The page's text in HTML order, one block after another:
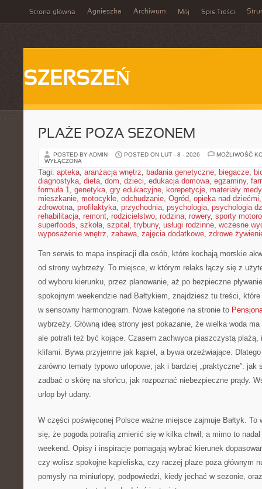
Strona główna Agnieszka Archiwum Mój Spis Treści
SZERSZEŃ
PLAŻE POZA SEZONEM
POSTED BY ADMIN POSTED ON LUT - 8 - 2026
MOŻLIWOŚĆ
WYŁĄCZONA
Tagi: apteka, aranżacja wnętrz, badania genetyczne, biegacze,
diagnostyka, dieta, dom, dzieci, edukacja domowa, egzaminy,
formuła 1, genetyka, gry edukacyjne, korepetycje, materiały
mieszkanie, motocykle, odchudzanie, Ogród, opieka nad dziećmi
zdrowotna, profilaktyka, przychodnia, psychologia, psychologia
rehabilitacja, remont, rodzicielstwo, rodzina, rowery, sporty
superfoods, szkoła, szpital , trybuny, usługi rodzinne, wczesne
wyposażenie wnętrz, zabawa, zajęcia dodatkowe, zdrowe
Ten serwis to mapa inspiracji dla osób, które kochają morskie
od strony wybrzeży. To miejsce, w którym relaks łączy się z
od wyboru kierunku, przez planowanie, aż po bezpieczne
spokojnym weekendzie nad Bałtykiem, znajdziesz tu treści,
w sensowny harmonogram. Nowe kategorie na stronie to
wybrzeży. Główną ideą strony jest pokazanie, że wielka woda
ale potrafi też być kojące. Czasem zachwyca piaszczystą plażą,
klifami. Bywa przyjemne jak kąpiel, a bywa orzeźwiające.
zarówno tematy typowo urlopowe, jak i bardziej „praktyczne”: jak
zadbać o skórę na słońcu, jak rozpoznać niebezpieczne prądy.
urlop był udany.
W części poświęconej Polsce ważne miejsce zajmuje Bałtyk. To
się, że pogoda potrafią zmienić się w kilka chwil, a mimo to
weekend. Opisy i inspiracje pomagają wybrać kierunek
czy wolisz spokojne kąpieliska, czy raczej plaże poza głównym
pomysły na miniurlopy, podpowiedzi, kiedy jechać w sezonie,